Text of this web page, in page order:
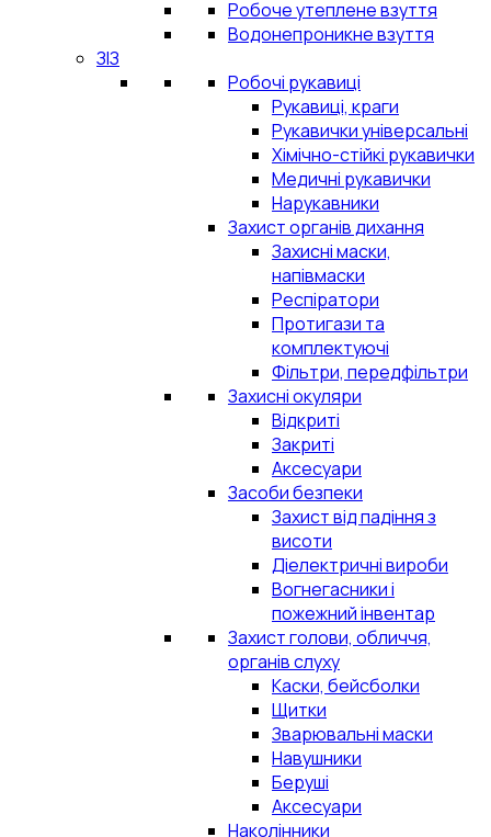
Робоче утеплене взуття
Водонепроникне взуття
ЗІЗ
Робочі рукавиці
Рукавиці, краги
Рукавички універсальні
Хімічно-стійкі рукавички
Медичні рукавички
Нарукавники
Захист органів дихання
Захисні маски,
напівмаски
Респіратори
Протигази та
комплектуючі
Фільтри, передфільтри
Захисні окуляри
Відкриті
Закриті
Аксесуари
Засоби безпеки
Захист від падіння з
висоти
Діелектричні вироби
Вогнегасники і
пожежний інвентар
Захист голови, обличчя,
органів слуху
Каски, бейсболки
Щитки
Зварювальні маски
Навушники
Беруші
Аксесуари
Наколінники